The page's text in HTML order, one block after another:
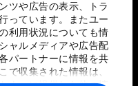
ツや広告の表示、トラ
っています。またユー
利用状況についても情
ャルメディアや広告配
パートナーに情報を共
で収集された情報は、